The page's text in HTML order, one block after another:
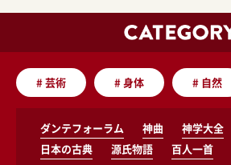
#芸術 #身体 # 自然
ダンテフォーラム 神曲 神学大全
日本の古典
源氏物語 百人一首